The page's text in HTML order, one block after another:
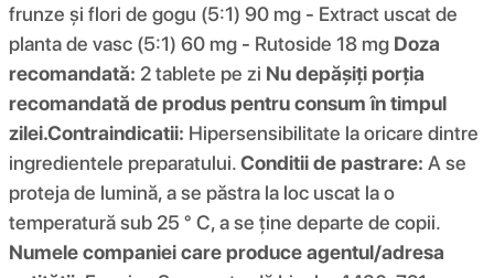
frunze și flori de gogu (5:1) 90 mg - Extract uscat de
planta de vasc (5:1) 60 mg - Rutoside 18 mg Doza
recomandată: 2 tablete pe zi Nu depășiți porția
recomandată de produs pentru consum în timpul
zilei.Contraindicatii: Hipersensibilitate la oricare dintre
ingredientele preparatului.Conditii de pastrare: A se
proteja de lumină, a se păstra la loc uscat la o
temperatură sub 25 ° C, a se ține departe de copii.
Numele companiei care produce agentul/adresa